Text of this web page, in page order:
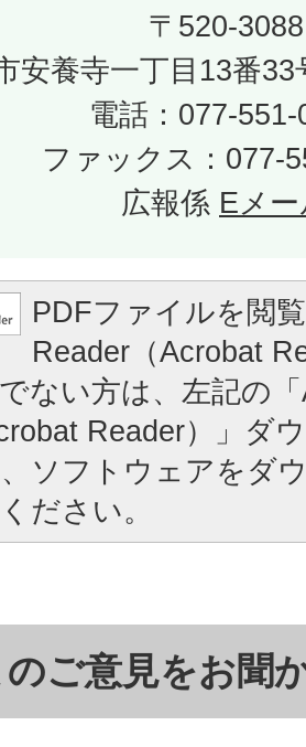
〒520-3088
安養寺一丁目13番
電話：077-551-
ファックス：077-
広報係 Eメ
PDFファイルを閲
Reader（Acrobat
ない方は、左記の
Reader）」ダ
ソフトウェアをダ
ださい。
ご意見をお聞